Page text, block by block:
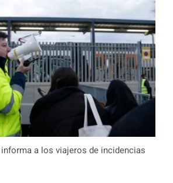
informa a los viajeros de incidencias